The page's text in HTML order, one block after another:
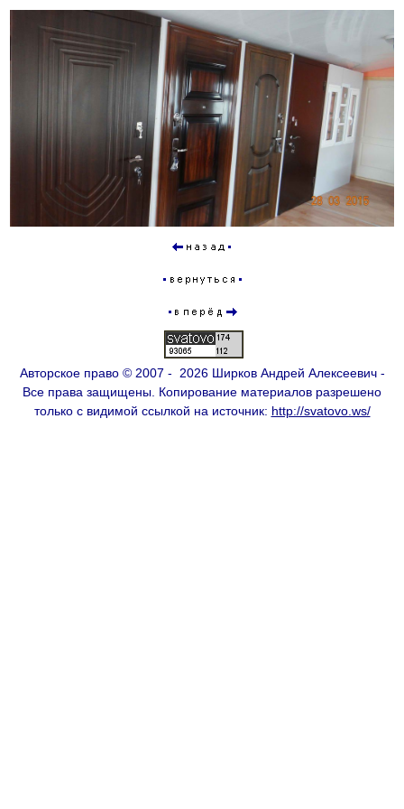
Авторское право © 2007 - 2026 Ширков Андрей Алексеевич -
Все права защищены. Копирование материалов разрешено
только с видимой ссылкой на источник: http://svatovo.ws/